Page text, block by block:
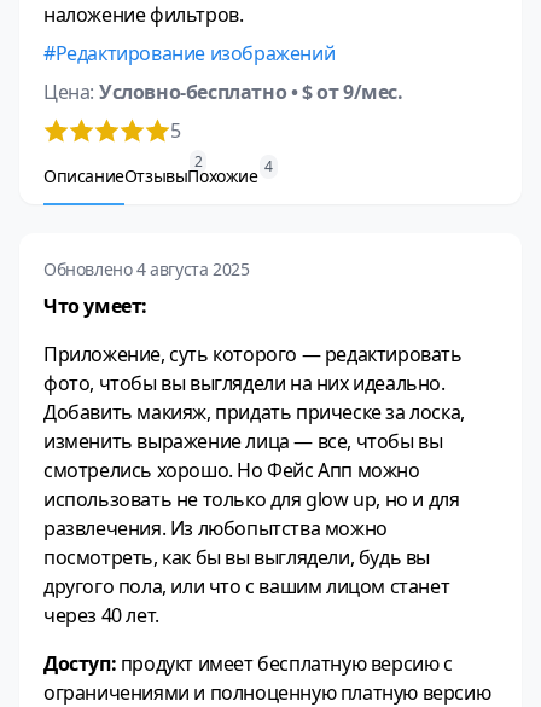
наложение фильтров.
Редактирование изображений
Цена: Условно-бесплатно• $ от 9/мес.
5
ОписаниеОтзывы
2
Похожие 4
Обновлено 4 августа 2025
Что умеет:
Приложение, суть которого — редактировать
фото, чтобы вы выглядели на них идеально.
Добавить макияж, придать прическе за лоска,
изменить выражение лица — все, чтобы вы
смотрелись хорошо. Но Фейс Апп можно
использовать не только для glow up, но и для
развлечения. Из любопытства можно
посмотреть, как бы вы выглядели, будь вы
другого пола, или что с вашим лицом станет
через 40 лет.
Доступ: продукт имеет бесплатную версию с
ограничениями и полноценную платную версию